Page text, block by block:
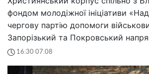
фондом молодіжної ініціативи
чергову партію допомоги
Запорізький та Покровський
16:30 07.08